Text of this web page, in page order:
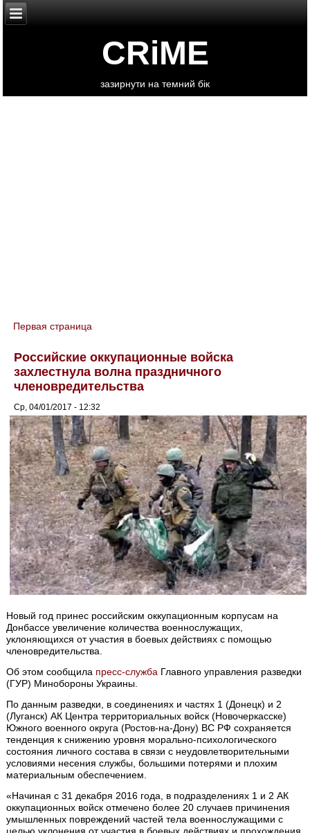
CRiME
зазирнути на темний бік
You are here
Первая страница
Российские оккупационные войска
захлестнула волна праздничного
членовредительства
Ср, 04/01/2017 - 12:32
Новый год принес российским оккупационным корпусам на
Донбассе увеличение количества военнослужащих,
уклоняющихся от участия в боевых действиях с помощью
членовредительства.
Об этом сообщила пресс-служба Главного управления разведки
(ГУР) Минобороны Украины.
По данным разведки, в соединениях и частях 1 (Донецк) и 2
(Луганск) АК Центра территориальных войск (Новочеркасске)
Южного военного округа (Ростов-на-Дону) ВС РФ сохраняется
тенденция к снижению уровня морально-психологического
состояния личного состава в связи с неудовлетворительными
условиями несения службы, большими потерями и плохим
материальным обеспечением.
«Начиная с 31 декабря 2016 года, в подразделениях 1 и 2 АК
оккупационных войск отмечено более 20 случаев причинения
умышленных повреждений частей тела военнослужащими с
целью уклонения от участия в боевых действиях и прохождения